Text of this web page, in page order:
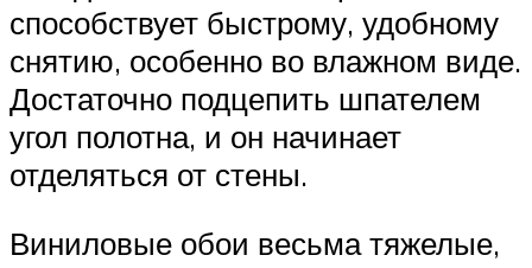
способствует быстрому, удобному
снятию, особенно во влажном виде.
Достаточно подцепить шпателем
угол полотна, и он начинает
отделяться от стены.
Виниловые обои весьма тяжелые,